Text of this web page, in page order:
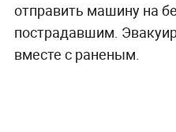
отправить машину на
пострадавшим.
вместе с раненым.